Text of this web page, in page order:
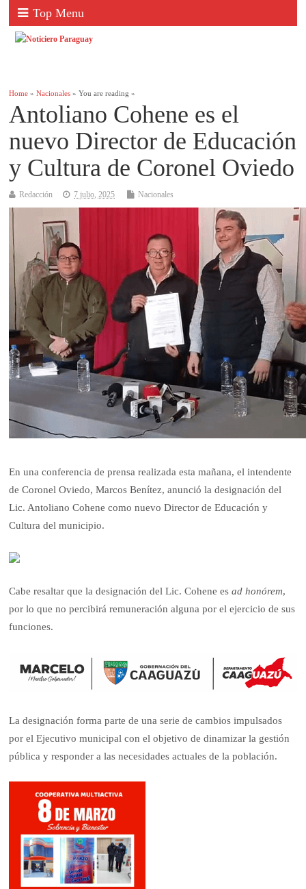
Top Menu
Home »Nacionales » You are reading »
Antoliano Cohene es el
nuevo Director de Educación
y Cultura de Coronel Oviedo
Redacción 7 julio, 2025 Nacionales
En una conferencia de prensa realizada esta mañana, el intendente
de Coronel Oviedo, Marcos Benítez, anunció la designación del
Lic. Antoliano Cohene como nuevo Director de Educación y
Cultura del municipio.
Cabe resaltar que la designación del Lic. Cohene esad honórem,
por lo que no percibirá remuneración alguna por el ejercicio de sus
funciones.
La designación forma parte de una serie de cambios impulsados
por el Ejecutivo municipal con el objetivo de dinamizar la gestión
pública y responder a las necesidades actuales de la población.